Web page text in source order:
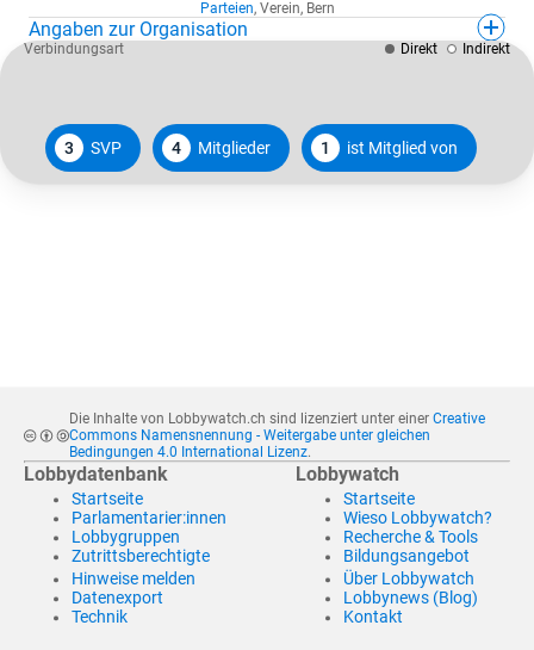
Parteien, Verein, Bern
Angaben zur Organisation
3 SVP 4 Mitglieder 1 ist Mitglied von
Verbindungsart Direkt Indirekt
Die Inhalte von Lobbywatch.ch sind lizenziert unter einer Creative
Commons Namensnennung - Weitergabe unter gleichen
Bedingungen 4.0 International Lizenz.
Lobbydatenbank
Startseite
Parlamentarier:innen
Lobbygruppen
Zutrittsberechtigte
Hinweise melden
Datenexport
Technik
Lobbywatch
Startseite
Wieso Lobbywatch?
Recherche & Tools
Bildungsangebot
Über Lobbywatch
Lobbynews (Blog)
Kontakt